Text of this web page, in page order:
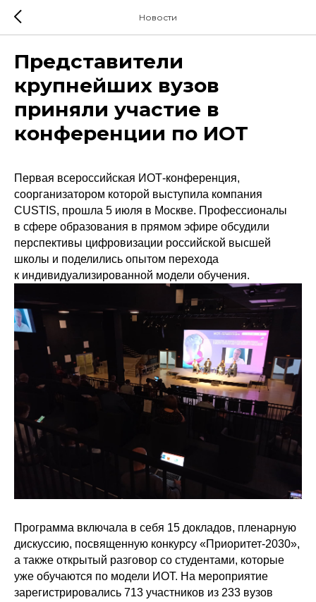
Новости
Представители
крупнейших вузов
приняли участие в
конференции по ИОТ
Первая всероссийская ИОТ-конференция,
соорганизатором которой выступила компания
CUSTIS, прошла 5 июля в Москве. Профессионалы
в сфере образования в прямом эфире обсудили
перспективы цифровизации российской высшей
школы и поделились опытом перехода
к индивидуализированной модели обучения.
Программа включала в себя 15 докладов, пленарную
дискуссию, посвященную конкурсу «Приоритет-2030»,
а также открытый разговор со студентами, которые
уже обучаются по модели ИОТ. На мероприятие
зарегистрировались 713 участников из 233 вузов